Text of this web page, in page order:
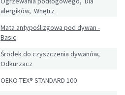
alergików, Wnętrz
Mata antypoślizgowa pod dywan -
Basic
Środek do czyszczenia dywanów,
Odkurzacz
OEKO-TEX® STANDARD 100